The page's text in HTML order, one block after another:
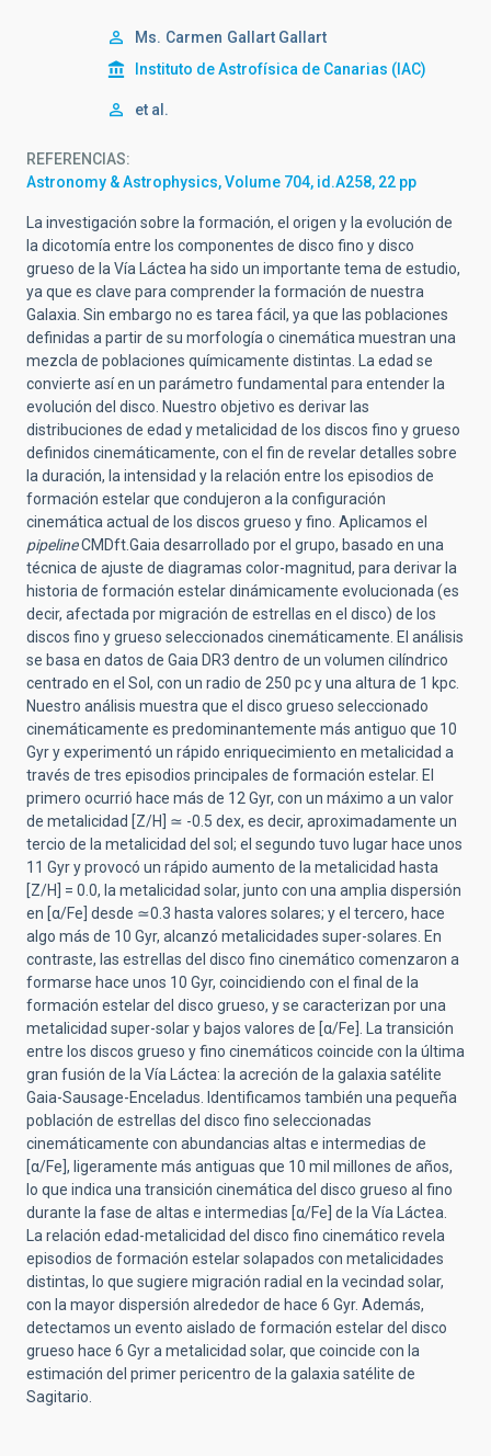
Ms. Carmen Gallart Gallart
Instituto de Astrofísica de Canarias (IAC)
et al.
REFERENCIAS
Astronomy & Astrophysics, Volume 704, id.A258, 22 pp
La investigación sobre la formación, el origen y la evolución de
la dicotomía entre los componentes de disco fino y disco
grueso de la Vía Láctea ha sido un importante tema de estudio,
ya que es clave para comprender la formación de nuestra
Galaxia. Sin embargo no es tarea fácil, ya que las poblaciones
definidas a partir de su morfología o cinemática muestran una
mezcla de poblaciones químicamente distintas. La edad se
convierte así en un parámetro fundamental para entender la
evolución del disco. Nuestro objetivo es derivar las
distribuciones de edad y metalicidad de los discos fino y grueso
definidos cinemáticamente, con el fin de revelar detalles sobre
la duración, la intensidad y la relación entre los episodios de
formación estelar que condujeron a la configuración
cinemática actual de los discos grueso y fino. Aplicamos el
pipelineCMDft.Gaia desarrollado por el grupo, basado en una
técnica de ajuste de diagramas color-magnitud, para derivar la
historia de formación estelar dinámicamente evolucionada (es
decir, afectada por migración de estrellas en el disco) de los
discos fino y grueso seleccionados cinemáticamente. El análisis
se basa en datos de Gaia DR3 dentro de un volumen cilíndrico
centrado en el Sol, con un radio de 250 pc y una altura de 1 kpc.
Nuestro análisis muestra que el disco grueso seleccionado
cinemáticamente es predominantemente más antiguo que 10
Gyr y experimentó un rápido enriquecimiento en metalicidad a
través de tres episodios principales de formación estelar. El
primero ocurrió hace más de 12 Gyr, con un máximo a un valor
de metalicidad [Z/H] ≃ -0.5 dex, es decir, aproximadamente un
tercio de la metalicidad del sol; el segundo tuvo lugar hace unos
11 Gyr y provocó un rápido aumento de la metalicidad hasta
[Z/H] = 0.0, la metalicidad solar, junto con una amplia dispersión
en [α/Fe] desde ≃0.3 hasta valores solares; y el tercero, hace
algo más de 10 Gyr, alcanzó metalicidades super-solares. En
contraste, las estrellas del disco fino cinemático comenzaron a
formarse hace unos 10 Gyr, coincidiendo con el final de la
formación estelar del disco grueso, y se caracterizan por una
metalicidad super-solar y bajos valores de [α/Fe]. La transición
entre los discos grueso y fino cinemáticos coincide con la última
gran fusión de la Vía Láctea: la acreción de la galaxia satélite
Gaia-Sausage-Enceladus. Identificamos también una pequeña
población de estrellas del disco fino seleccionadas
cinemáticamente con abundancias altas e intermedias de
[α/Fe], ligeramente más antiguas que 10 mil millones de años,
lo que indica una transición cinemática del disco grueso al fino
durante la fase de altas e intermedias [α/Fe] de la Vía Láctea.
La relación edad-metalicidad del disco fino cinemático revela
episodios de formación estelar solapados con metalicidades
distintas, lo que sugiere migración radial en la vecindad solar,
con la mayor dispersión alrededor de hace 6 Gyr. Además,
detectamos un evento aislado de formación estelar del disco
grueso hace 6 Gyr a metalicidad solar, que coincide con la
estimación del primer pericentro de la galaxia satélite de
Sagitario.